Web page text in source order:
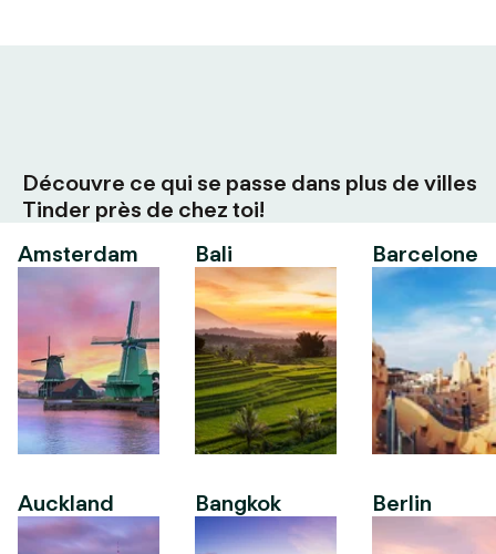
Découvre ce qui se passe dans plus de villes
Tinder près de chez toi!
Amsterdam
Auckland
Bali
Bangkok
Barcelone
Berlin